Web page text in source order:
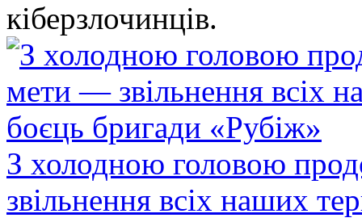
кіберзлочинців.
З холодною головою
звільнення всіх наших